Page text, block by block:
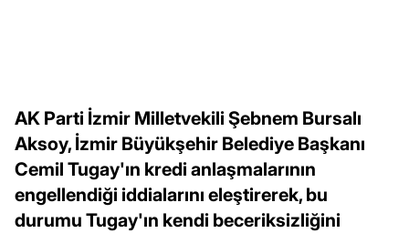
AK Parti İzmir Milletvekili Şebnem Bursalı
Aksoy, İzmir Büyükşehir Belediye Başkanı
Cemil Tugay'ın kredi anlaşmalarının
engellendiği iddialarını eleştirerek, bu
durumu Tugay'ın kendi beceriksizliğini